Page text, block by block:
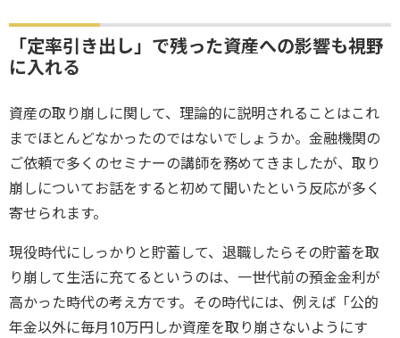
「定率引き出し」で残った資産への影響も視野
に入れる
資産の取り崩しに関して、理論的に説明されることはこれ
までほとんどなかったのではないでしょうか。金融機関の
ご依頼で多くのセミナーの講師を務めてきましたが、取り
崩しについてお話をすると初めて聞いたという反応が多く
寄せられます。
現役時代にしっかりと貯蓄して、退職したらその貯蓄を取
り崩して生活に充てるというのは、一世代前の預金金利が
高かった時代の考え方です。その時代には、例えば「公的
年金以外に毎月10万円しか資産を取り崩さないようにす